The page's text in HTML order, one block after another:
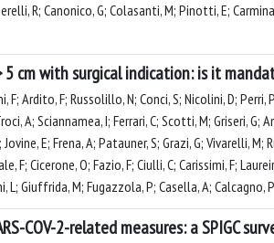
R; Canonico, G; Colasanti, M; Pinotti, E;
cm with surgical indication: is it
F; Ardito, F; Russolillo, N; Conci, S; Nicolini, D;
A; Sciannamea, I; Ferrari, C; Scotti, M; Griseri,
Jovine, E; Frena, A; Patauner, S; Grazi, G; Vivarelli,
F; Cicerone, O; Fazio, F; Ciulli, C; Carissimi, F;
L; Giuffrida, M; Fugazzola, P; Casella, A; Calcagno, P
COV-2-related measures: a SPIGC